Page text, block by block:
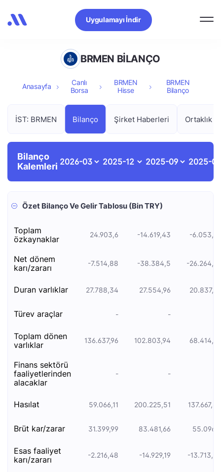
Uygulamayı İndir
BRMEN BİLANÇO
Anasayfa
Canlı
Borsa
BRMEN
Hisse
BRMEN
Bilanço
İST: BRMEN Bilanço Şirket Haberleri Ortaklık
Bilanço
Kalemleri
Özet Bilanço Ve Gelir Tablosu (Bin TRY)
toplam
özkaynaklar
24.903,6 -14.619,43 -6.053,95
net dönem
karı/zararı
-7.514,88 -38.384,5 -26.264,62
duran varliklar 27.788,34 27.554,96 20.837,74
türev araçlar - -
toplam dönen
varlıklar
136.637,96 102.803,94 68.414,29
finans sektörü
faaliyetlerinden
alacaklar
- -
hasılat 59.066,11 200.225,51 137.667,83
brüt kar/zarar 31.399,99 83.481,66 55.096,6
esas faali̇yet
kari/zarari
-2.216,48 -14.929,19 -13.713,25